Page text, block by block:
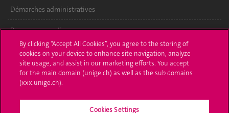
Démarches administratives
Poser une question
L'UNIGE vous informe
UNIGE Mobile
By clicking “Accept All Cookies”, you agree to the storing of
cookies on your device to enhance site navigation, analyze
site usage, and assist in our marketing efforts. You accept
for the main domain (unige.ch) as well as the sub domains
(xxx.unige.ch).
Cookies Settings